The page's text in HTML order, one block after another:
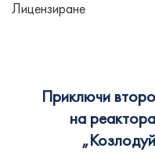
Лицензиране
Приключи
на